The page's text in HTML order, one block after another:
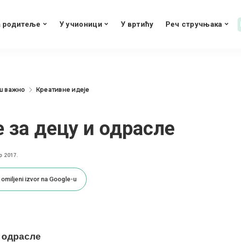
родитеље У учионици У вртићу Реч стручњака
важно Креативне идеје
за децу и одрасле
2017.
izvor na Google-u